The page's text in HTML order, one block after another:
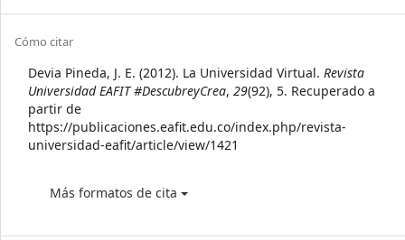
Article
Details
Cómo citar
Devia Pineda, J. E. (2012). La Universidad Virtual. Revista
Universidad EAFIT #DescubreyCrea, 29(92), 5. Recuperado a
partir de
https://publicaciones.eafit.edu.co/index.php/revista-
universidad-eafit/article/view/1421
Más formatos de cita